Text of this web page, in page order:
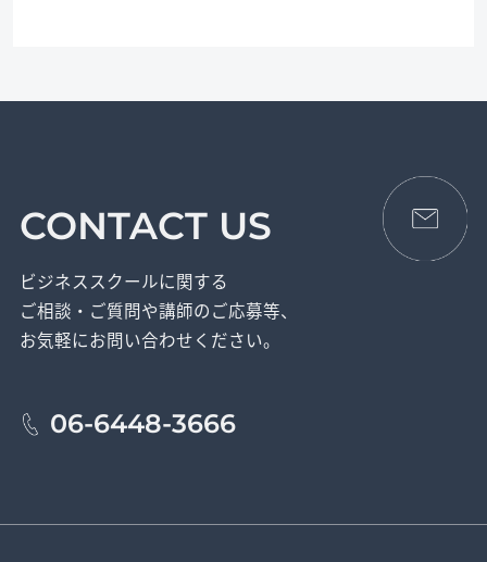
CONTACT US
ビジネススクールに関する
ご相談・ご質問や講師のご応募等、
お気軽にお問い合わせください。
06-6448-3666